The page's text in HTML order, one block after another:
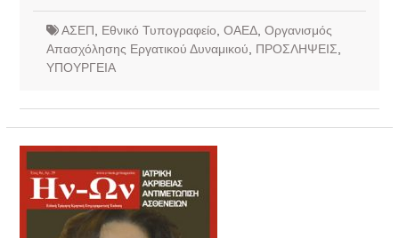
ΑΣΕΠ Εθνικό Τυπογραφείο ΟΑΕΔ, Οργανισμός
Απασχόλησης Εργατικού Δυναμικού
ΠΡΟΣΛΗΨΕΙΣ
ΥΠΟΥΡΓΕΙΑ